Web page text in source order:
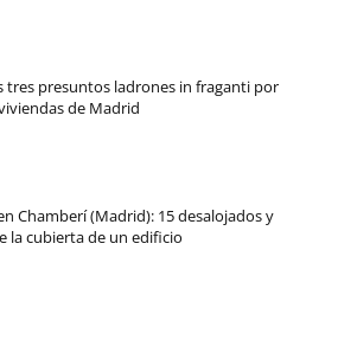
tres presuntos ladrones in fraganti por
de Madrid
Chamberí (Madrid): 15 desalojados y
la cubierta de un edificio